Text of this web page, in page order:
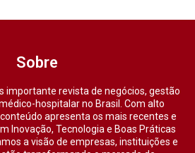
Sobre
importante revista de negócios, gestão
hospitalar no Brasil. Com alto
apresenta os mais recentes e
Inovação, Tecnologia e Boas Práticas
a visão de empresas, instituições e